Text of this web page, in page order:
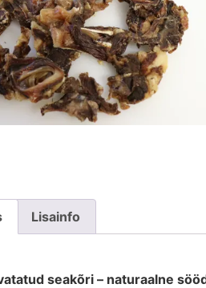
Lisainfo
seakõri – naturaalne